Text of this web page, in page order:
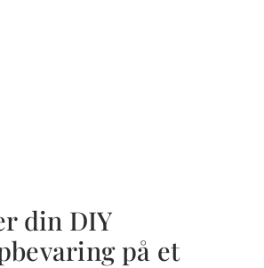
din DIY
på et